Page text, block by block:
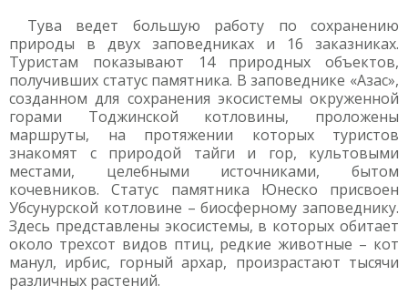
Тува ведет большую работу по сохранению
природы в двух заповедниках и 16 заказниках.
Туристам показывают 14 природных объектов,
получивших статус памятника. В заповеднике «Азас»,
созданном для сохранения экосистемы окруженной
горами Тоджинской котловины, проложены
маршруты, на протяжении которых туристов
знакомят с природой тайги и гор, культовыми
местами, целебными источниками, бытом
кочевников. Статус памятника Юнеско присвоен
Убсунурской котловине – биосферному заповеднику.
Здесь представлены экосистемы, в которых обитает
около трехсот видов птиц, редкие животные – кот
манул, ирбис, горный архар, произрастают тысячи
различных растений.